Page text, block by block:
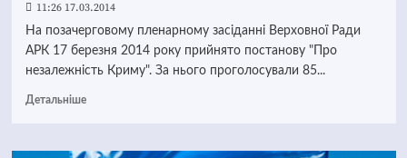
11:26 17.03.2014
На позачерговому пленарному засіданні Верховної Ради
АРК 17 березня 2014 року прийнято постанову "Про
незалежність Криму". За нього проголосували 85...
Детальніше